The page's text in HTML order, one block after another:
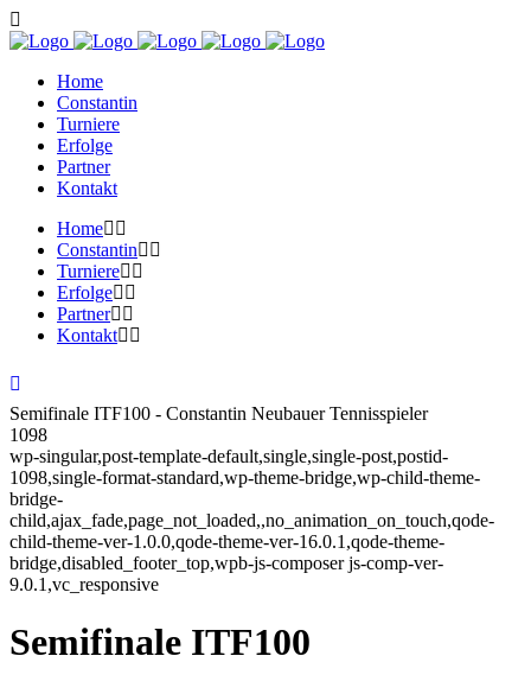
Home
Constantin
Turniere
Erfolge
Partner
Kontakt
Home
Constantin
Turniere
Erfolge
Partner
Kontakt
Semifinale ITF100 - Constantin Neubauer Tennisspieler
1098
wp-singular,post-template-default,single,single-post,postid-
1098,single-format-standard,wp-theme-bridge,wp-child-theme-
bridge-
child,ajax_fade,page_not_loaded,,no_animation_on_touch,qode-
child-theme-ver-1.0.0,qode-theme-ver-16.0.1,qode-theme-
bridge,disabled_footer_top,wpb-js-composer js-comp-ver-
9.0.1,vc_responsive
Semifinale ITF100